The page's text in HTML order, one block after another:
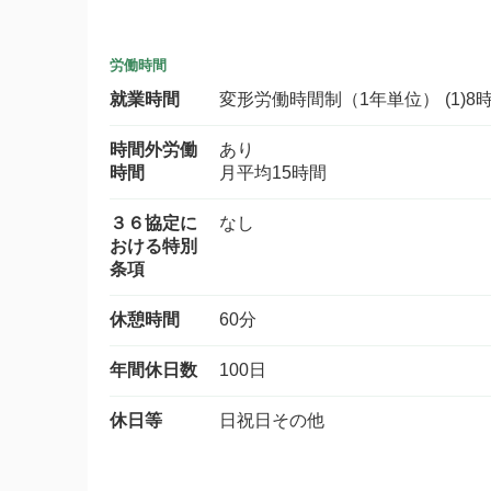
労働時間
就業時間 変形労働時間制（1年単位） (1)8
時間外労働
時間
あり
月平均15時間
３６協定に
おける特別
条項
なし
休憩時間 60分
年間休日数 100日
休日等 日祝日その他